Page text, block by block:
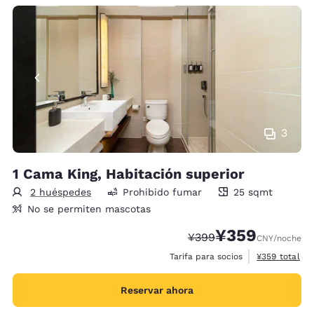
3
1 Cama King, Habitación superior
2 huéspedes
25 metros cuadrados
Prohibido fumar
25 sqmt
No se permiten mascotas
Precio tachado:
¥399Precio con
¥359CNY/noche
Tarifa para socios
Ver detalles
¥359 total
Reservar ahora